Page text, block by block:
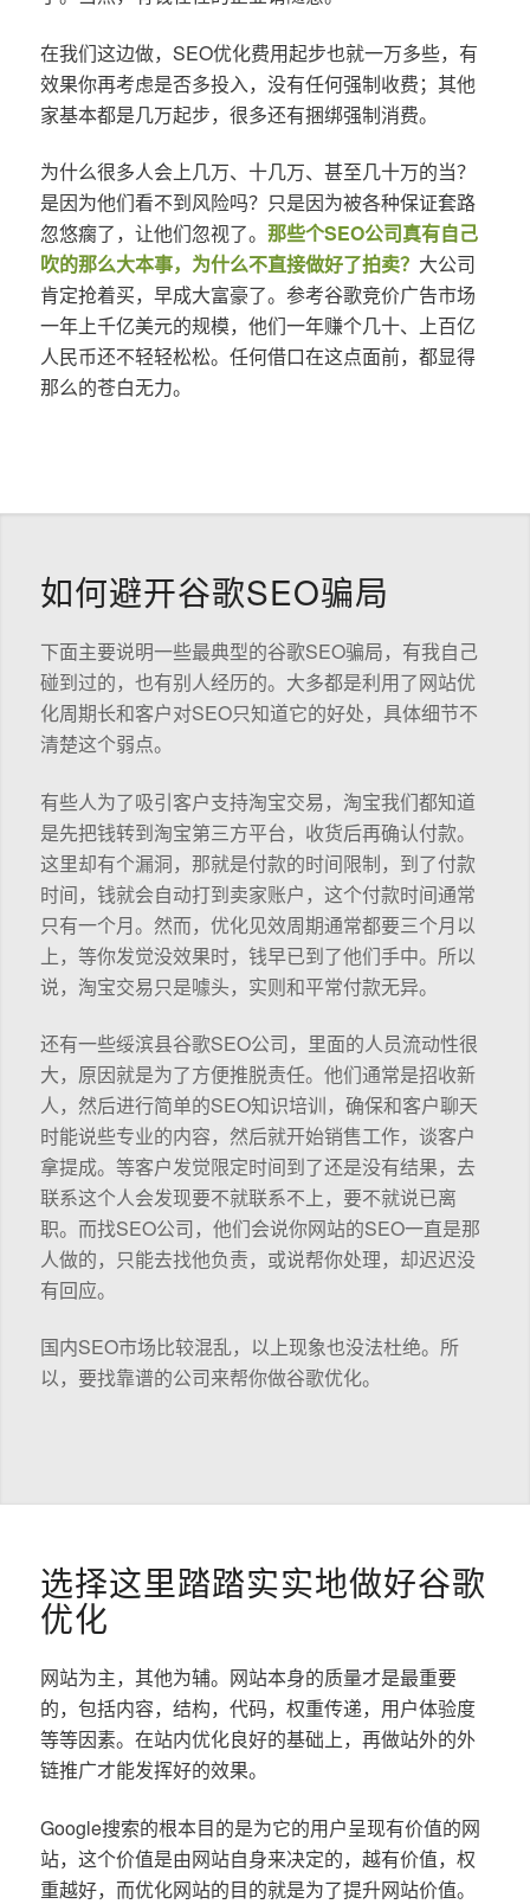
在我们这边做，SEO优化费用起步也就一万多些，有
效果你再考虑是否多投入，没有任何强制收费；其他
家基本都是几万起步，很多还有捆绑强制消费。
为什么很多人会上几万、十几万、甚至几十万的当？
是因为他们看不到风险吗？只是因为被各种保证套路
忽悠瘸了，让他们忽视了。 那些个SEO公司真有自己
吹的那么大本事，为什么不直接做好了拍卖？ 大公司
肯定抢着买，早成大富豪了。参考谷歌竞价广告市场
一年上千亿美元的规模，他们一年赚个几十、上百亿
人民币还不轻轻松松。任何借口在这点面前，都显得
那么的苍白无力。
如何避开谷歌SEO骗局
下面主要说明一些最典型的谷歌SEO骗局，有我自己
碰到过的，也有别人经历的。大多都是利用了网站优
化周期长和客户对SEO只知道它的好处，具体细节不
清楚这个弱点。
有些人为了吸引客户支持淘宝交易，淘宝我们都知道
是先把钱转到淘宝第三方平台，收货后再确认付款。
这里却有个漏洞，那就是付款的时间限制，到了付款
时间，钱就会自动打到卖家账户，这个付款时间通常
只有一个月。然而，优化见效周期通常都要三个月以
上，等你发觉没效果时，钱早已到了他们手中。所以
说，淘宝交易只是噱头，实则和平常付款无异。
还有一些绥滨县谷歌SEO公司，里面的人员流动性很
大，原因就是为了方便推脱责任。他们通常是招收新
人，然后进行简单的SEO知识培训，确保和客户聊天
时能说些专业的内容，然后就开始销售工作，谈客户
拿提成。等客户发觉限定时间到了还是没有结果，去
联系这个人会发现要不就联系不上，要不就说已离
职。而找SEO公司，他们会说你网站的SEO一直是那
人做的，只能去找他负责，或说帮你处理，却迟迟没
有回应。
国内SEO市场比较混乱，以上现象也没法杜绝。所
以，要找靠谱的公司来帮你做谷歌优化。
选择这里踏踏实实地做好谷歌
优化
网站为主，其他为辅。网站本身的质量才是最重要
的，包括内容，结构，代码，权重传递，用户体验度
等等因素。在站内优化良好的基础上，再做站外的外
链推广才能发挥好的效果。
Google搜索的根本目的是为它的用户呈现有价值的网
站，这个价值是由网站自身来决定的，越有价值，权
重越好，而优化网站的目的就是为了提升网站价值。